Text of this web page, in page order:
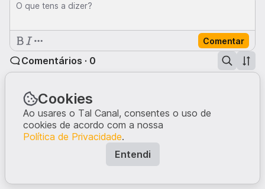
O que tens a dizer?
Comentar
Comentários · 0
Ninguém comentou neste post.
Escreve a tua opinião, dando início à conversa.
Cookies
Ao usares o Tal Canal, consentes o uso de
cookies de acordo com a nossa
Política de Privacidade.
Entendi